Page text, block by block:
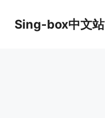
Sing-box中文站